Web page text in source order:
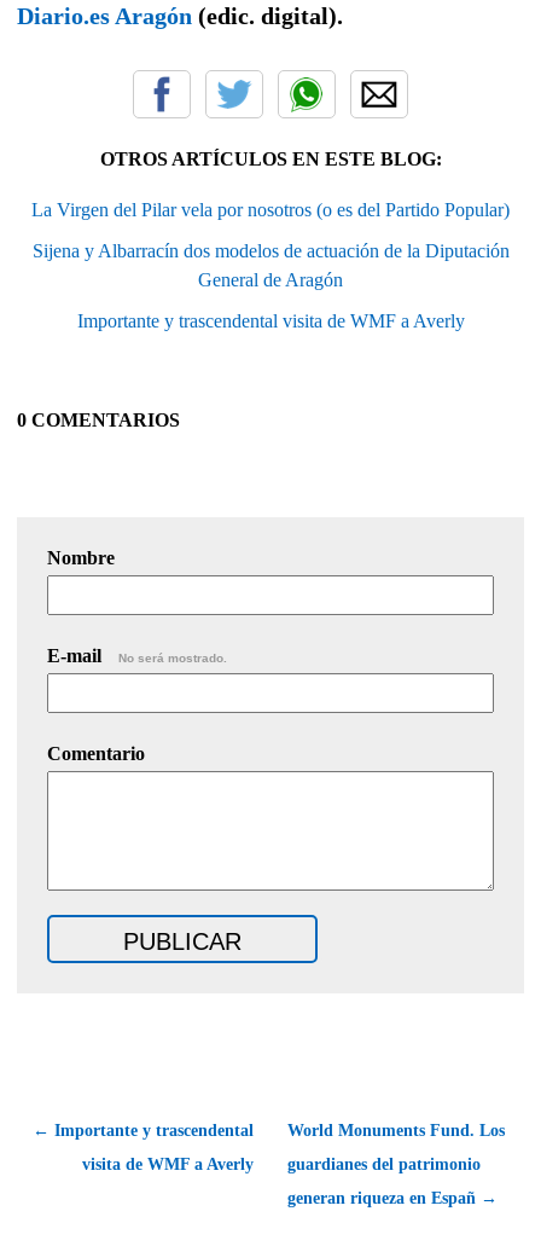
Diario.es Aragón (edic. digital).
OTROS ARTÍCULOS EN ESTE BLOG:
La Virgen del Pilar vela por nosotros (o es del Partido Popular)
Sijena y Albarracín dos modelos de actuación de la Diputación
General de Aragón
Importante y trascendental visita de WMF a Averly
0 COMENTARIOS
Nombre
E-mail No será mostrado.
Comentario
← Importante y trascendental
visita de WMF a Averly
World Monuments Fund. Los
guardianes del patrimonio
generan riqueza en Españ →